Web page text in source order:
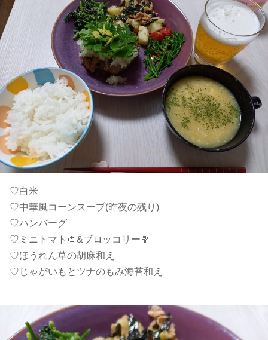
♡白米
♡中華風コーンスープ(昨夜の残り)
♡ハンバーグ
♡ミニトマト🍅&ブロッコリー🥦
♡ほうれん草の胡麻和え
♡じゃがいもとツナのもみ海苔和え